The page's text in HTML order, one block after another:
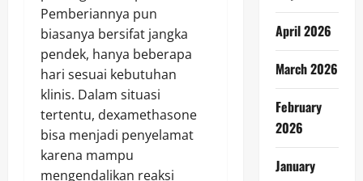
Pemberiannya pun
biasanya bersifat jangka
pendek, hanya beberapa
hari sesuai kebutuhan
klinis. Dalam situasi
tertentu, dexamethasone
bisa menjadi penyelamat
karena mampu
mengendalikan reaksi
April 2026
March 2026
February
2026
January